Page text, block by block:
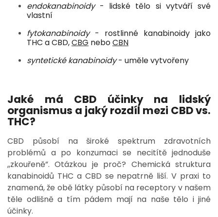
endokanabinoidy- lidské tělo si vytváří své
vlastní
fytokanabinoidy- rostlinné kanabinoidy jako
THC a CBD,CBG neboCBN
syntetické kanabinoidy- uměle vytvořeny
Jaké má CBD účinky na lidský
organismus a jaký rozdíl mezi CBD vs.
THC?
CBD působí na široké spektrum zdravotních
problémů a po konzumaci se necitítě jednoduše
,,zkouřeně”. Otázkou je proč? Chemická struktura
kanabinoidů THC a CBD se nepatrně liší. V praxi to
znamená, že obě látky působí na receptory v našem
těle odlišně a tím pádem mají na naše tělo i jiné
účinky.